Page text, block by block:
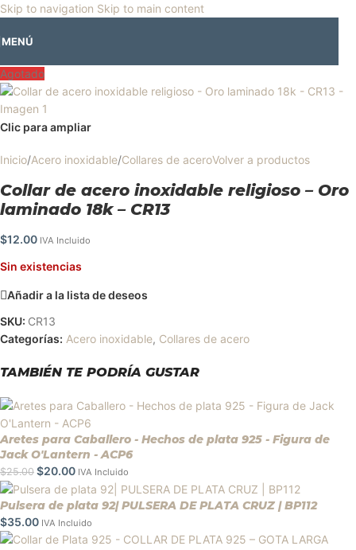
Skip to navigation Skip to main content
🎡Horario especial por vacaciones agostinas
MENÚ
Agotado
Clic para ampliar
Inicio/Acero inoxidable/Collares de aceroVolver a productos
Collar de acero inoxidable religioso – Oro
laminado 18k – CR13
$12.00 IVA Incluido
Sin existencias
Añadir a la lista de deseos
SKU: CR13
Categorías: Acero inoxidable, Collares de acero
TAMBIÉN TE PODRÍA GUSTAR
Aretes para Caballero - Hechos de plata 925 - Figura de
Jack O'Lantern - ACP6
$25.00 $20.00 IVA Incluido
Pulsera de plata 92| PULSERA DE PLATA CRUZ | BP112
$35.00 IVA Incluido